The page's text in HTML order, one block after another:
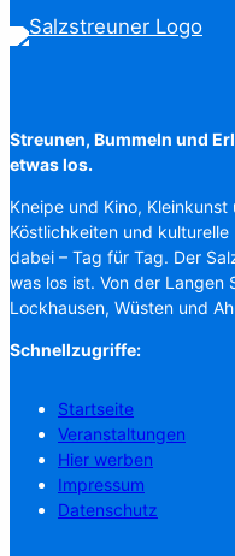
Streunen, Bummeln und
etwas los.
Kneipe und Kino,
Köstlichkeiten und
dabei – Tag für Tag. Der
was los ist. Von der Langen
Lockhausen, Wüsten und
Schnellzugriffe:
Startseite
Veranstaltungen
Hier werben
Impressum
Datenschutz